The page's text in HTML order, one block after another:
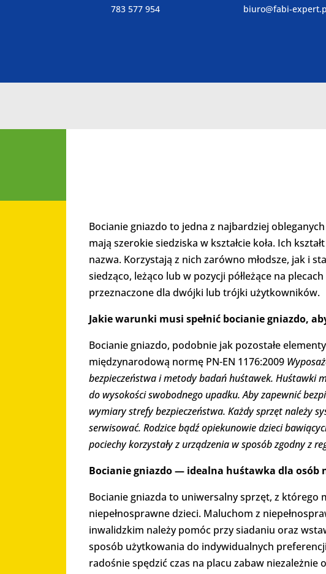
783 577 954 biuro@fabi-
Bocianie gniazdo to jedna z najbardziej
mają szerokie siedziska w kształcie koła. Ich
nazwa. Korzystają z nich zarówno młodsze, jak i
siedząco, leżąco lub w pozycji półleżące na
przeznaczone dla dwójki lub trójki użytkowników.
Jakie warunki musi spełnić bocianie gniazdo,
Bocianie gniazdo, podobnie jak pozostałe
międzynarodową normę PN-EN 1176:2009
bezpieczeństwa i metody badań huśtawek. Huśtawki
do wysokości swobodnego upadku. Aby zapewnić
wymiary strefy bezpieczeństwa. Każdy sprzęt należy
serwisować. Rodzice bądź opiekunowie dzieci
pociechy korzystały z urządzenia w sposób zgodny z
Bocianie gniazdo— idealna huśtawka dla osób
Bocianie gniazda to uniwersalny sprzęt, z którego
niepełnosprawne dzieci. Maluchom z
inwalidzkim należy pomóc przy siadaniu oraz
sposób użytkowania do indywidualnych
radośnie spędzić czas na placu zabaw niezależnie